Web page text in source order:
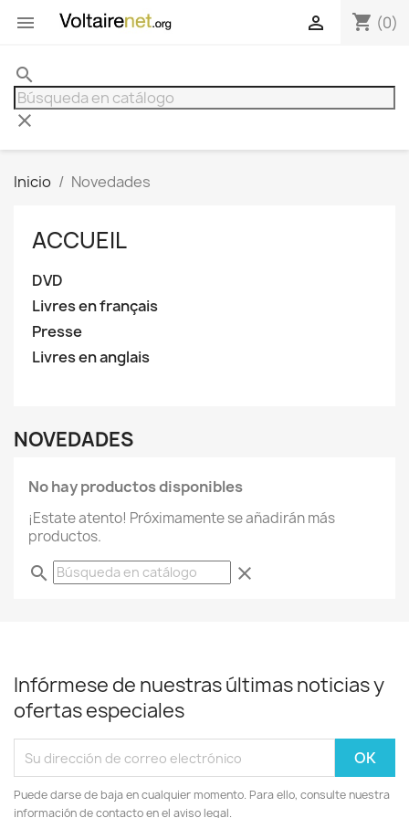
 shopping_cart (0)

search
clear
Inicio Novedades
ACCUEIL
DVD
Livres en français
Presse
Livres en anglais
NOVEDADES
No hay productos disponibles
¡Estate atento! Próximamente se añadirán más
productos.
search clear
Infórmese de nuestras últimas noticias y
ofertas especiales
Puede darse de baja en cualquier momento. Para ello, consulte nuestra
información de contacto en el aviso legal.